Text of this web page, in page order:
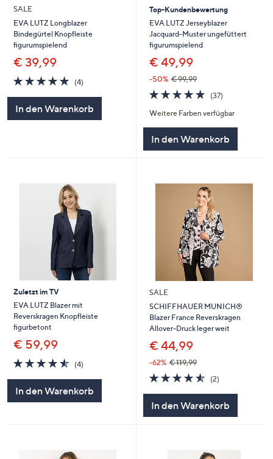
SALE
EVA LUTZ Longblazer
Bindegürtel Knopfleiste
figurumspielend
€ 39,99
4.8
von
(4)
In den Warenkorb
Top-Kundenbewertung
EVA LUTZ Jerseyblazer
Jacquard-Muster ungefüttert
figurumspielend
€ 49,99
-50% € 99,99
4.7
von
5
(37)
Weitere Farben verfügbar
In den Warenkorb
Zuletzt im TV
EVA LUTZ Blazer mit
Reverskragen Knopfleiste
figurbetont
€ 59,99
4.5
von
(4)
In den Warenkorb
SALE
SCHIFFHAUER MUNICH®
Blazer France Reverskragen
Allover-Druck leger weit
€ 44,99
-62% € 119,99
4.5
von
(2)
In den Warenkorb